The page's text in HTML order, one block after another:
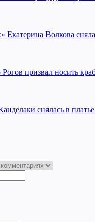
Екатерина Волкова
призвал носить
снялась в